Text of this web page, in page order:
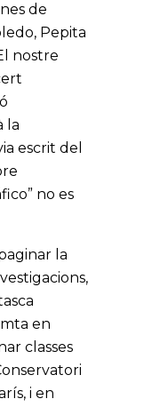
de
Pepita
nostre
la
escrit del
no es
la
en
classes
i en